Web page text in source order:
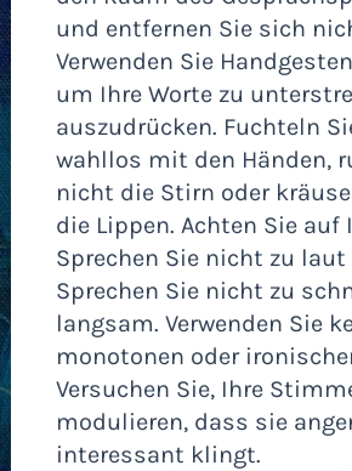
und entfernen Sie sich
Verwenden Sie
um Ihre Worte zu
auszudrücken. Fuchteln
wahllos mit den Händen,
nicht die Stirn oder
die Lippen. Achten Sie auf
Sprechen Sie nicht zu laut
Sprechen Sie nicht zu
langsam. Verwenden Sie
monotonen oder
Versuchen Sie, Ihre
modulieren, dass sie
interessant klingt.